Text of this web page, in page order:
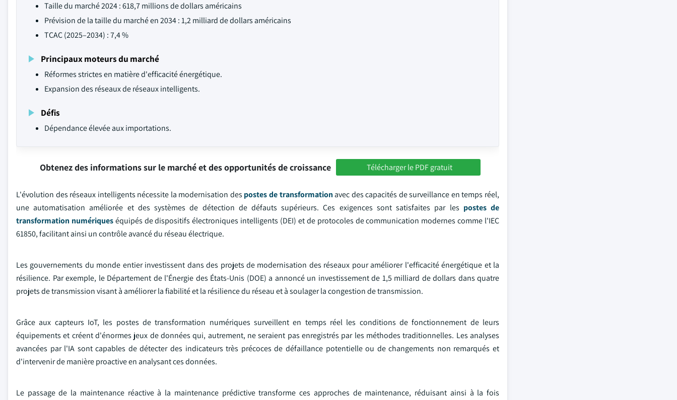
Taille du marché 2024 : 618,7 millions de dollars américains
Prévision de la taille du marché en 2034 : 1,2 milliard de dollars américains
TCAC (2025–2034) : 7,4 %
Principaux moteurs du marché
Réformes strictes en matière d'efficacité énergétique.
Expansion des réseaux de réseaux intelligents.
Défis
Dépendance élevée aux importations.
Obtenez des informations sur le marché et des opportunités de croissance Télécharger le PDF gratuit
L'évolution des réseaux intelligents nécessite la modernisation des postes de transformationavec des capacités de surveillance en temps réel,
une automatisation améliorée et des systèmes de détection de défauts supérieurs. Ces exigences sont satisfaites par les postes de
transformation numériqueséquipés de dispositifs électroniques intelligents (DEI) et de protocoles de communication modernes comme l'IEC
61850, facilitant ainsi un contrôle avancé du réseau électrique.
Les gouvernements du monde entier investissent dans des projets de modernisation des réseaux pour améliorer l'efficacité énergétique et la
résilience. Par exemple, le Département de l'Énergie des États-Unis (DOE) a annoncé un investissement de 1,5 milliard de dollars dans quatre
projets de transmission visant à améliorer la fiabilité et la résilience du réseau et à soulager la congestion de transmission.
Grâce aux capteurs IoT, les postes de transformation numériques surveillent en temps réel les conditions de fonctionnement de leurs
équipements et créent d'énormes jeux de données qui, autrement, ne seraient pas enregistrés par les méthodes traditionnelles. Les analyses
avancées par l'IA sont capables de détecter des indicateurs très précoces de défaillance potentielle ou de changements non remarqués et
d'intervenir de manière proactive en analysant ces données.
Le passage de la maintenance réactive à la maintenance prédictive transforme ces approches de maintenance, réduisant ainsi à la fois